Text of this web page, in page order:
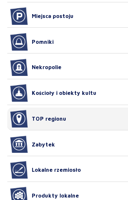
Miejsca postoju
Pomniki
Nekropolie
Kościoły i obiekty kultu
TOP regionu
Zabytek
Lokalne rzemiosło
Produkty lokalne